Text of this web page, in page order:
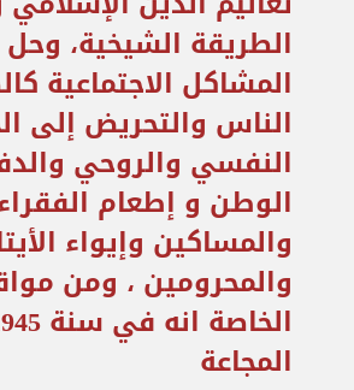
الطريقة الشيخية،
المشاكل الاجتماعية
الناس والتحريض إلى
النفسي والروحي
الوطن و إطعام
والمساكين وإيواء
والمحرومين ، ومن
المجاعة